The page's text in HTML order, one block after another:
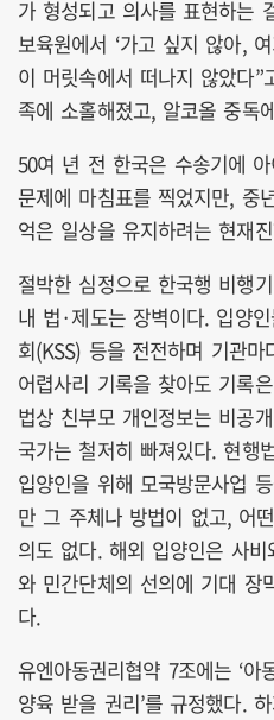
가 형성되고 의사를 표현하는
보육원에서 ‘가고 싶지 않아,
이 머릿속에서 떠나지 않았다
족에 소홀해졌고, 알코올 중독
50여 년 전 한국은 수송기에
문제에 마침표를 찍었지만, 중
억은 일상을 유지하려는 현재
절박한 심정으로 한국행 비행
내 법·제도는 장벽이다. 입양
회(KSS) 등을 전전하며 기관
어렵사리 기록을 찾아도 기록
법상 친부모 개인정보는 비공
국가는 철저히 빠져있다. 현행
입양인을 위해 모국방문사업
만 그 주체나 방법이 없고, 어
의도 없다. 해외 입양인은 사
와 민간단체의 선의에 기대
다.
유엔아동권리협약 7조에는 ‘
양육 받을 권리’를 규정했다.